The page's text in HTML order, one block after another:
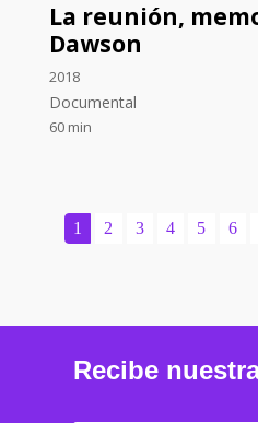
La reunión,
Dawson
2018
Documental
60 min
1 2 3 4 5 6
Recibe